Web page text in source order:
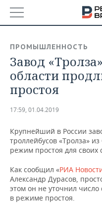
БАШКОРТОСТАН
ТАТАРСТАН
НОВОСТИ
АНАЛИТИКА
ДЕКЛАРАЦИИ О
КОРОЛИ ГОСЗАКАЗА
ВУЗЫ ТАТАРСТАНА
КОМУ ПРИНАДЛЕЖАТ
ТОРГОВЫЕ ЦЕНТРЫ
НОВОСТИ ЭКОНОМИКИ
ФИНАНСЫ
БАНКИ
БЮДЖЕТ
ПРОМЫШЛЕННОСТЬ
НОВОСТИ
ПРОМЫШЛЕННОСТИ
АГРОПРОМ
МАШИНОСТРОЕНИЕ
НЕДВИЖИМОСТЬ
НОВОСТИ
АВТО
НОВОСТИ АВТО
БИЗНЕС
ПРОМЫШЛЕННОСТЬ
Завод
области
простоя
17:59, 01.04.2019
Крупнейший в России
троллейбусов «Тролза»
режим простоя для своих
Как сообщил «РИА
Александр Дурасов,
этом он не уточнил число
в режиме простоя.